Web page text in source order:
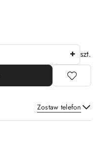
szt.
Zostaw telefon